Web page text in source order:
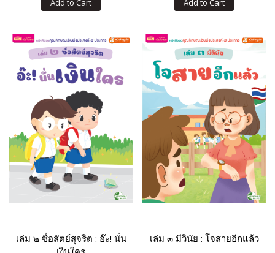
เล่ม ๒ ซื่อสัตย์สุจริต : อ๊ะ! นั่น
เล่ม ๓ มีวินัย : โจสายอีกแล้ว